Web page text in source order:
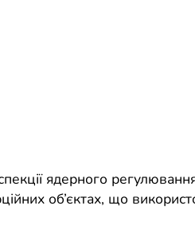
ядерного
об’єктах, що